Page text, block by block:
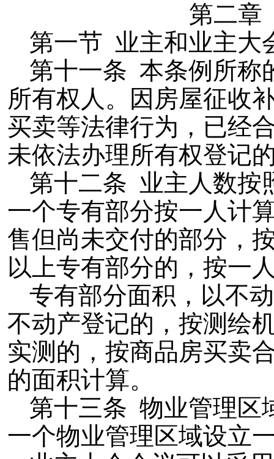
第二章
第一节 业主和业主大
第十一条 本条例所称
所有权人。因房屋征收
买卖等法律行为，已经
未依法办理所有权登记
第十二条 业主人数按
一个专有部分按一人计
售但尚未交付的部分，
以上专有部分的，按一
专有部分面积，以不
不动产登记的，按测绘
实测的，按商品房买卖
的面积计算。
第十三条 物业管理区
一个物业管理区域设立